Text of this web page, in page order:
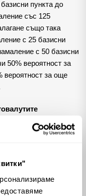
пункта до
със 125
също така
с 25 базисни
с 50 базисни
50% вероятност за
вероятност за още
цената на Биткойн,
Hashkey, скочи с
Междувременно
двуцифрени